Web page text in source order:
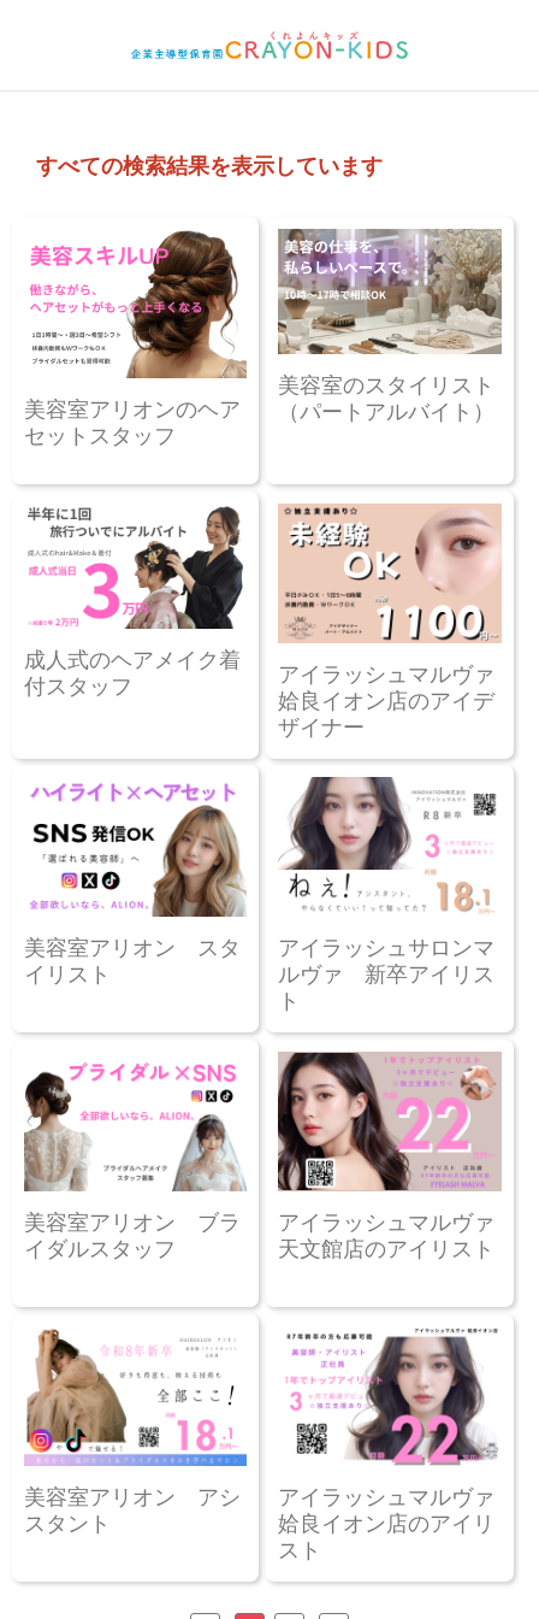
すべての検索結果を表示しています
美容室アリオンのヘア
セットスタッフ
美容室のスタイリスト
（パートアルバイト）
成人式のヘアメイク着
付スタッフ
アイラッシュマルヴァ
姶良イオン店のアイデ
ザイナー
美容室アリオン スタ
イリスト
アイラッシュサロンマ
ルヴァ 新卒アイリス
ト
美容室アリオン ブラ
イダルスタッフ
アイラッシュマルヴァ
天文館店のアイリスト
美容室アリオン アシ
スタント
アイラッシュマルヴァ
姶良イオン店のアイリ
スト